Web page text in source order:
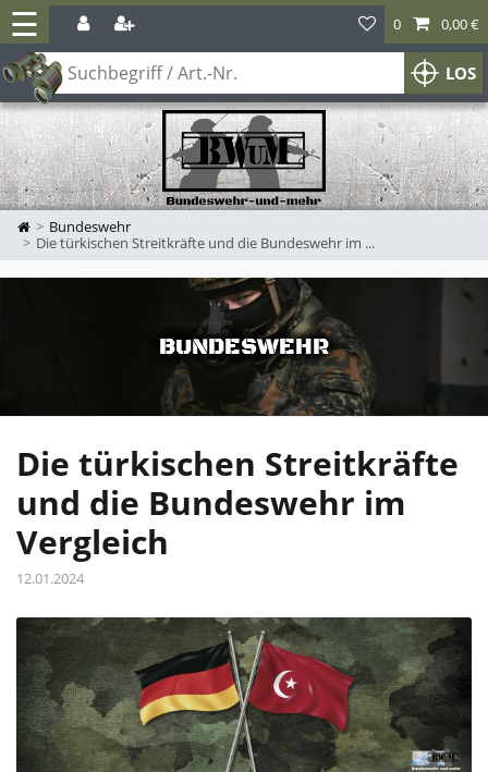
☰
LOS
0 0,00 €
Zur Startseite
Bundeswehr
Die türkischen Streitkräfte und die Bundeswehr im ...
BUNDESWEHR
Die türkischen Streitkräfte
und die Bundeswehr im
Vergleich
12.01.2024